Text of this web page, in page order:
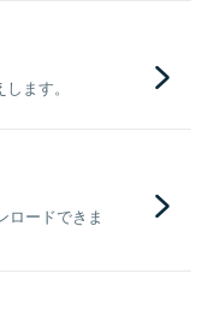
ます。
ロードできま